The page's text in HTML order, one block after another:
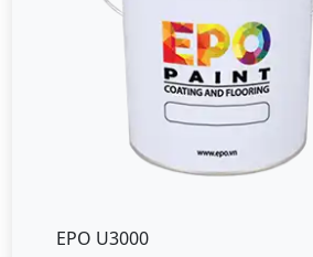
EPO U3000